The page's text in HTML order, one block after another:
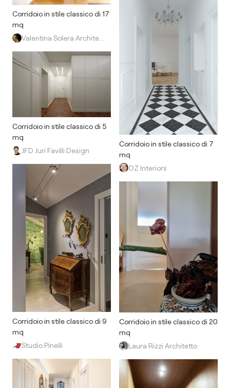
Corridoio in stile classico di 17
mq
Corridoio in stile classico di 5
mq
JFD Juri Favilli Design
Corridoio in stile classico di 9
mq
Studio Pinelli
Corridoio in stile classico di 7
mq
OZ Interiors
Corridoio in stile classico di 20
mq
Laura Rizzi Architetto